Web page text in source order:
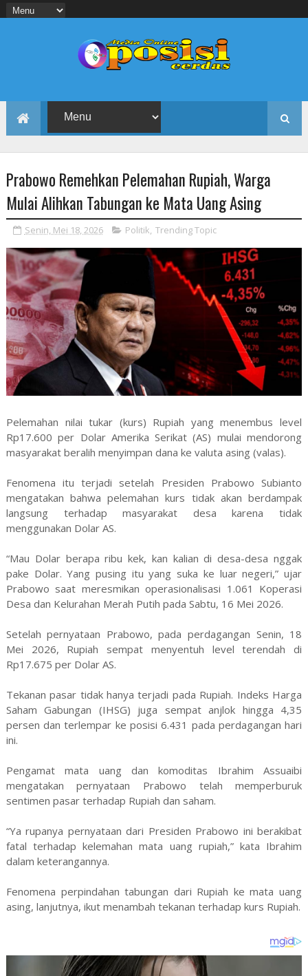
Prabowo Remehkan Pelemahan Rupiah, Warga
Mulai Alihkan Tabungan ke Mata Uang Asing
Senin, Mei 18, 2026 Politik, Trending Topic
Pelemahan nilai tukar (kurs) Rupiah yang menembus level
Rp17.600 per Dolar Amerika Serikat (AS) mulai mendorong
masyarakat beralih menyimpan dana ke valuta asing (valas).
Fenomena itu terjadi setelah Presiden Prabowo Subianto
mengatakan bahwa pelemahan kurs tidak akan berdampak
langsung terhadap masyarakat desa karena tidak
menggunakan Dolar AS.
“Mau Dolar berapa ribu kek, kan kalian di desa-desa nggak
pake Dolar. Yang pusing itu yang suka ke luar negeri,” ujar
Prabowo saat meresmikan operasionalisasi 1.061 Koperasi
Desa dan Kelurahan Merah Putih pada Sabtu, 16 Mei 2026.
Setelah pernyataan Prabowo, pada perdagangan Senin, 18
Mei 2026, Rupiah sempat menyentuh level terendah di
Rp17.675 per Dolar AS.
Tekanan pasar tidak hanya terjadi pada Rupiah. Indeks Harga
Saham Gabungan (IHSG) juga sempat anjlok hingga 4,35
persen dan terlempar ke posisi 6.431 pada perdagangan hari
ini.
Pengamat mata uang dan komoditas Ibrahim Assuaibi
mengatakan pernyataan Prabowo telah memperburuk
sentimen pasar terhadap Rupiah dan saham.
“Ya rupanya pernyataan dari Presiden Prabowo ini berakibat
fatal terhadap kelemahan mata uang rupiah,” kata Ibrahim
dalam keterangannya.
Fenomena perpindahan tabungan dari Rupiah ke mata uang
asing, lanjutnya, ikut menambah tekanan terhadap kurs Rupiah.